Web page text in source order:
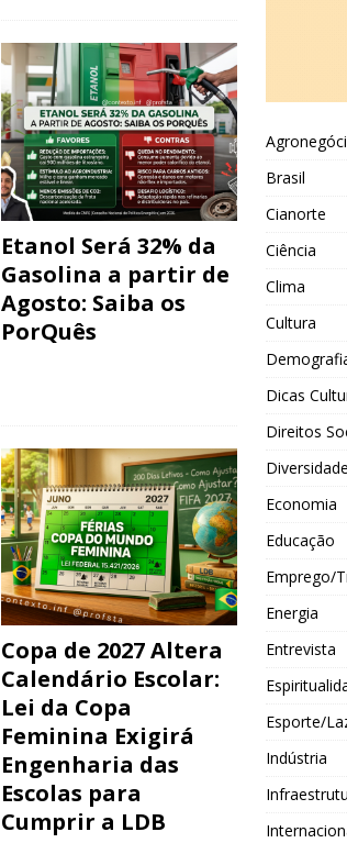
Etanol Será 32% da
Gasolina a partir de
Agosto: Saiba os
PorQuês
Copa de 2027 Altera
Calendário Escolar:
Lei da Copa
Feminina Exigirá
Engenharia das
Escolas para
Cumprir a LDB
Brasil
Cianorte
Ciência
Clima
Cultura
Dicas
Direitos
Diversidade
Economia
Educação
Emprego/
Energia
Entrevista
Esporte/
Indústria